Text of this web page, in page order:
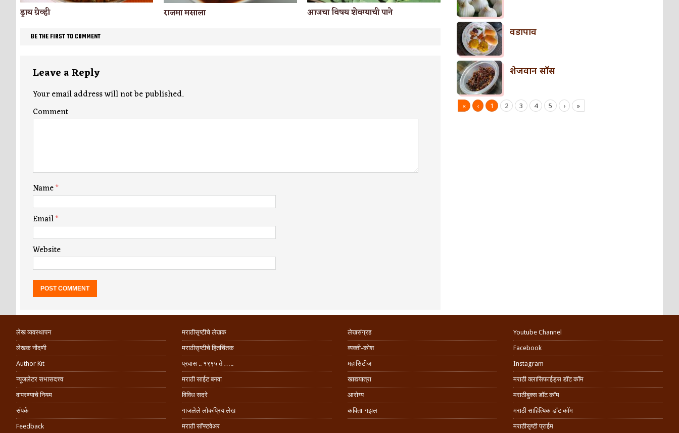
ड्राय ग्रेव्ही राजमा मसाला आजचा विषय शेवग्याची पाने
BE THE FIRST TO COMMENT
Leave a Reply
Your email address will not be published.
Comment
Name*
Email*
Website
वडापाव
शेजवान सॉस
« ‹ 1 2 3 4 5 › »
लेख व्यवस्थापन
लेखक नोंदणी
Author Kit
न्यूजलेटर सभासदत्त्व
वापरण्याचे नियम
संपर्क
Feedback
मराठीसृष्टीचे लेखक
मराठीसृष्टीचे हितचिंतक
प्रवास .. १९९५ ते …..
मराठी साईट बनवा
विविध सदरे
गाजलेले लोकप्रिय लेख
मराठी सॉफ्टवेअर
लेखसंग्रह
व्यक्ती-कोश
महासिटीज
खाद्ययात्रा
आरोग्य
कविता-गझल
Youtube Channel
Facebook
Instagram
मराठी क्लासिफाईड्स डॉट कॉम
मराठीबुक्स डॉट कॉम
मराठी साहित्यिक डॉट कॉम
मराठीसृष्टी प्राईम